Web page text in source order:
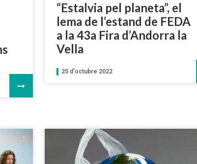
“Estalvia pel planeta”, el
lema de l’estand de FEDA
a la 43a Fira d’Andorra la
Vella
25 d'octubre 2022